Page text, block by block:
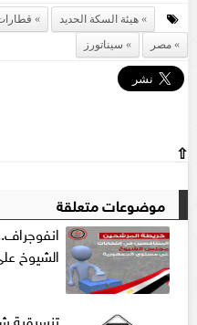
هيئة السكة الحديد
مصر
سيناتورز
⇧
موضوعات متعلقة
الشيوخ